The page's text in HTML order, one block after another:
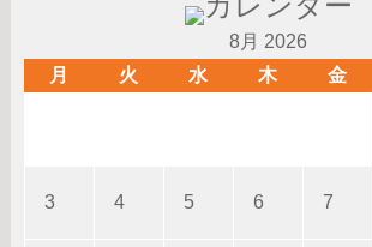
8月 2026
月
火 水 木 金
3 4 5 6 7